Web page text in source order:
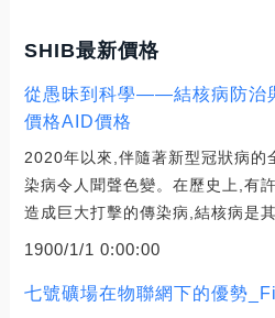
SHIB最新價格
從愚昧到科學——結核病防治
價格AID價格
2020年以來,伴隨著新型冠狀病的
染病令人聞聲色變。在歷史上,有
造成巨大打擊的傳染病,結核病是
1900/1/1 0:00:00
七號礦場在物聯網下的優勢